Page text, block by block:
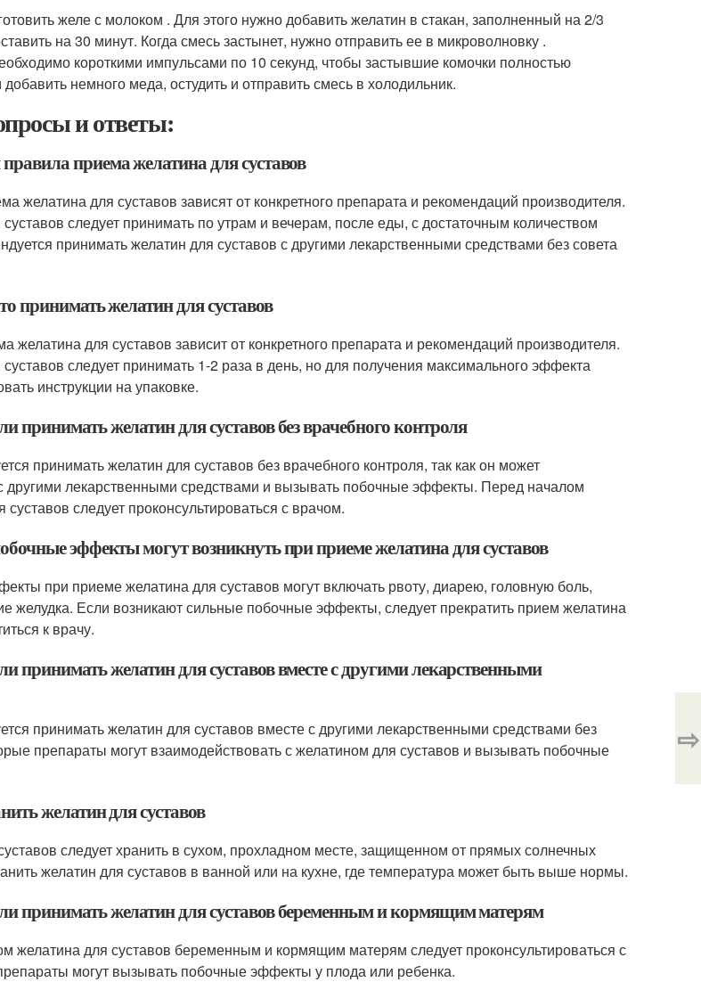
желе с молоком . Для этого нужно добавить желатин в стакан, заполненный на 2/3
на 30 минут. Когда смесь застынет, нужно отправить ее в микроволновку .
короткими импульсами по 10 секунд, чтобы застывшие комочки полностью
немного меда, остудить и отправить смесь в холодильник.
и ответы:
приема желатина для суставов
желатина для суставов зависят от конкретного препарата и рекомендаций производителя.
следует принимать по утрам и вечерам, после еды, с достаточным количеством
принимать желатин для суставов с другими лекарственными средствами без совета
принимать желатин для суставов
желатина для суставов зависит от конкретного препарата и рекомендаций производителя.
следует принимать 1-2 раза в день, но для получения максимального эффекта
инструкции на упаковке.
принимать желатин для суставов без врачебного контроля
принимать желатин для суставов без врачебного контроля, так как он может
другими лекарственными средствами и вызывать побочные эффекты. Перед началом
следует проконсультироваться с врачом.
эффекты могут возникнуть при приеме желатина для суставов
при приеме желатина для суставов могут включать рвоту, диарею, головную боль,
желудка. Если возникают сильные побочные эффекты, следует прекратить прием желатина
к врачу.
принимать желатин для суставов вместе с другими лекарственными
принимать желатин для суставов вместе с другими лекарственными средствами без
препараты могут взаимодействовать с желатином для суставов и вызывать побочные
желатин для суставов
следует хранить в сухом, прохладном месте, защищенном от прямых солнечных
желатин для суставов в ванной или на кухне, где температура может быть выше нормы.
принимать желатин для суставов беременным и кормящим матерям
желатина для суставов беременным и кормящим матерям следует проконсультироваться с
могут вызывать побочные эффекты у плода или ребенка.
⇨